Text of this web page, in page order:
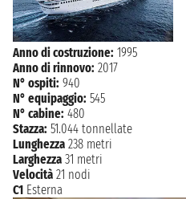
Anno di costruzione: 1995
Anno di rinnovo: 2017
N° ospiti: 940
N° equipaggio: 545
N° cabine: 480
Stazza: 51.044 tonnellate
Lunghezza 238 metri
Larghezza 31 metri
Velocità 21 nodi
C1 Esterna